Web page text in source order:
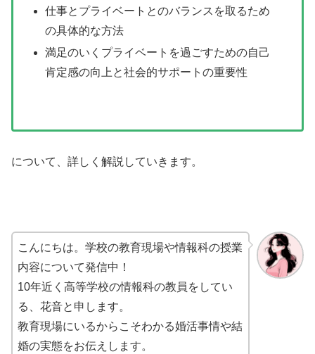
仕事とプライベートとのバランスを取るため
の具体的な方法
満足のいくプライベートを過ごすための自己
肯定感の向上と社会的サポートの重要性
について、詳しく解説していきます。
こんにちは。学校の教育現場や情報科の授業
内容について発信中！
10年近く高等学校の情報科の教員をしてい
る、花音と申します。
教育現場にいるからこそわかる婚活事情や結
婚の実態をお伝えします。